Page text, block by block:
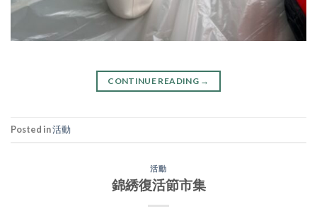
CONTINUE READING →
Posted in活動
活動
錦綉復活節市集